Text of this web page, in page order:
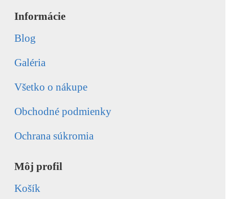
Informácie
Blog
Galéria
Všetko o nákupe
Obchodné podmienky
Ochrana súkromia
Môj profil
Košík